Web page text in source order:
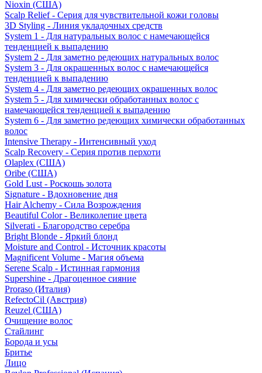
Nioxin (США)
Scalp Relief - Серия для чувствительной кожи головы
3D Styling - Линия укладочных средств
System 1 - Для натуральных волос с намечающейся
тенденцией к выпадению
System 2 - Для заметно редеющих натуральных волос
System 3 - Для окрашенных волос с намечающейся
тенденцией к выпадению
System 4 - Для заметно редеющих окрашенных волос
System 5 - Для химически обработанных волос с
намечающейся тенденцией к выпадению
System 6 - Для заметно редеющих химически обработанных
волос
Intensive Therapy - Интенсивный уход
Scalp Recovery - Серия против перхоти
Olaplex (США)
Oribe (США)
Gold Lust - Роскошь золота
Signature - Вдохновение дня
Hair Alchemy - Сила Возрождения
Beautiful Color - Великолепие цвета
Silverati - Благородство серебра
Bright Blonde - Яркий блонд
Moisture and Control - Источник красоты
Magnificent Volume - Магия объема
Serene Scalp - Истинная гармония
Supershine - Драгоценное сияние
Proraso (Италия)
RefectoCil (Австрия)
Reuzel (США)
Очищение волос
Стайлинг
Борода и усы
Бритье
Лицо